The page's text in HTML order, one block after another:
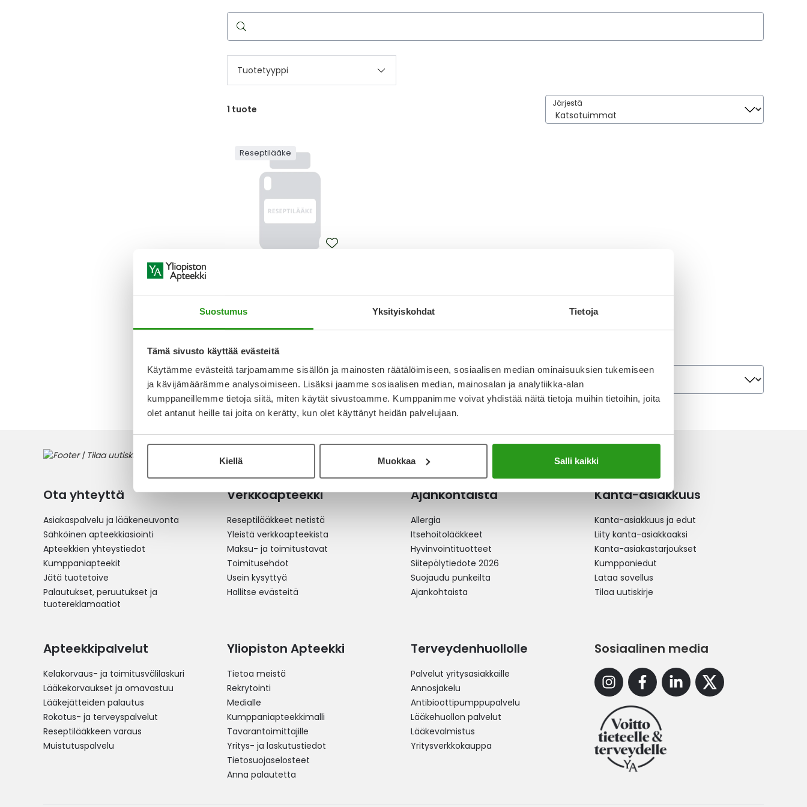
Suostumus Yksityiskohdat Tietoja
Tämä sivusto käyttää evästeitä
Käytämme evästeitä tarjoamamme sisällön ja mainosten räätälöimiseen, sosiaalisen median ominaisuuksien tukemiseen
ja kävijämäärämme analysoimiseen. Lisäksi jaamme sosiaalisen median, mainosalan ja analytiikka-alan
kumppaneillemme tietoja siitä, miten käytät sivustoamme. Kumppanimme voivat yhdistää näitä tietoja muihin tietoihin, joita
olet antanut heille tai joita on kerätty, kun olet käyttänyt heidän palvelujaan.
Kiellä Muokkaa Salli kaikki
Hae
reseptilääkettä
Tuotetyyppi
1 tuote
Järjestä
Järjestä
Reseptilääke
Alk. 748,01 €
1 tuote
Järjestä
Järjestä
Ota yhteyttä
Asiakaspalvelu ja lääkeneuvonta
Sähköinen apteekkiasiointi
Apteekkien yhteystiedot
Kumppaniapteekit
Jätä tuotetoive
Palautukset, peruutukset ja
tuotereklamaatiot
Verkkoapteekki
Reseptilääkkeet netistä
Yleistä verkkoapteekista
Maksu- ja toimitustavat
Toimitusehdot
Usein kysyttyä
Hallitse evästeitä
Ajankohtaista
Allergia
Itsehoitolääkkeet
Hyvinvointituotteet
Siitepölytiedote 2026
Suojaudu punkeilta
Ajankohtaista
Kanta-asiakkuus
Kanta-asiakkuus ja edut
Liity kanta-asiakkaaksi
Kanta-asiakastarjoukset
Kumppaniedut
Lataa sovellus
Tilaa uutiskirje
Apteekkipalvelut
Kelakorvaus- ja toimitusvälilaskuri
Lääkekorvaukset ja omavastuu
Lääkejätteiden palautus
Rokotus- ja terveyspalvelut
Reseptilääkkeen varaus
Muistutuspalvelu
Yliopiston Apteekki
Tietoa meistä
Rekrytointi
Medialle
Kumppaniapteekkimalli
Tavarantoimittajille
Yritys- ja laskutustiedot
Tietosuojaselosteet
Anna palautetta
Terveydenhuollolle
Palvelut yritysasiakkaille
Annosjakelu
Antibioottipumppupalvelu
Lääkehuollon palvelut
Lääkevalmistus
Yritysverkkokauppa
Sosiaalinen media
InstagramFacebookLinkedinX